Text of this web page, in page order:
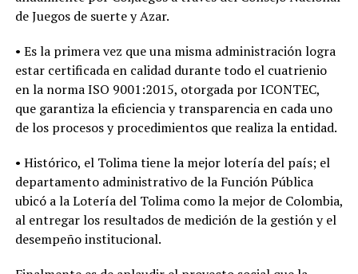
de Juegos de suerte y Azar.
• Es la primera vez que una misma administración logra
estar certificada en calidad durante todo el cuatrienio
en la norma ISO 9001:2015, otorgada por ICONTEC,
que garantiza la eficiencia y transparencia en cada uno
de los procesos y procedimientos que realiza la entidad.
• Histórico, el Tolima tiene la mejor lotería del país; el
departamento administrativo de la Función Pública
ubicó a la Lotería del Tolima como la mejor de Colombia,
al entregar los resultados de medición de la gestión y el
desempeño institucional.